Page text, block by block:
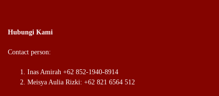
Hubungi Kami
Contact person:
Inas Amirah +62 852-1940-8914
Meisya Aulia Rizki: +62 821 6564 512